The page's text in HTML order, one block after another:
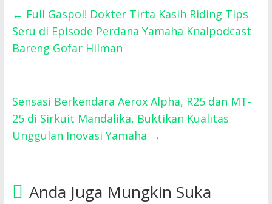
← Full Gaspol! Dokter Tirta Kasih Riding Tips
Seru di Episode Perdana Yamaha Knalpodcast
Bareng Gofar Hilman
Sensasi Berkendara Aerox Alpha, R25 dan MT-
25 di Sirkuit Mandalika, Buktikan Kualitas
Unggulan Inovasi Yamaha →
Anda Juga Mungkin Suka